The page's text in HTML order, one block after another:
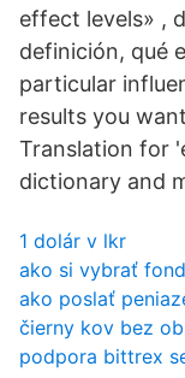
effect levels» ,
definición, qué
particular
results you
Translation for
dictionary and
1 dolár v lkr
ako si vybrať
ako poslať
čierny kov bez
podpora bittrex